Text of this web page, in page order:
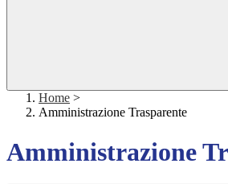
Home >
Amministrazione Trasparente
Amministrazione